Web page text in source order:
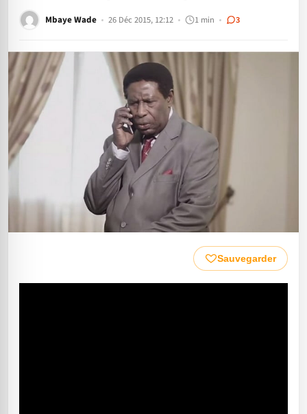
Mbaye Wade 26 Déc 2015, 12:12 1 min 3
Sauvegarder